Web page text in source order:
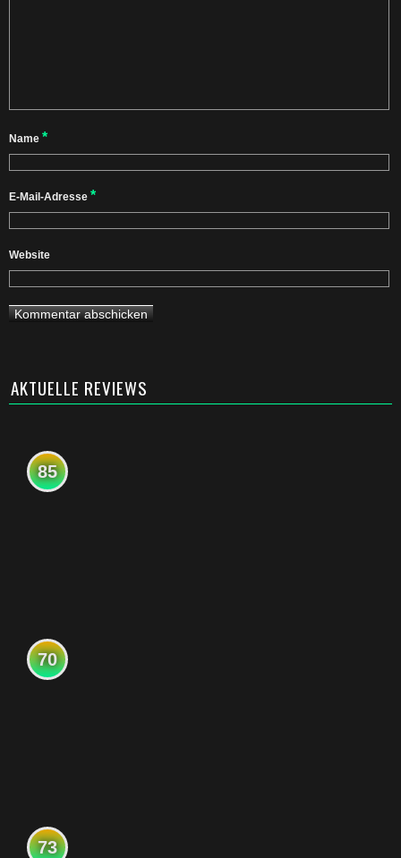
Name *
E-Mail-Adresse *
Website
AKTUELLE REVIEWS
85
70
73